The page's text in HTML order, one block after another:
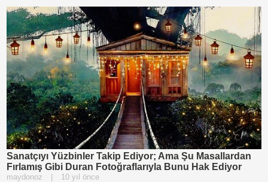
Sanatçıyı Yüzbinler Takip Ediyor; Ama Şu Masallardan
Fırlamış Gibi Duran Fotoğraflarıyla Bunu Hak Ediyor
maydonoz 10 yıl önce